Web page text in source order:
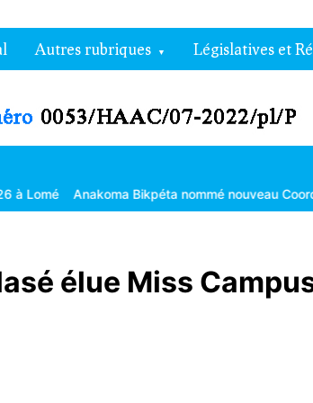
Autres rubriques Législatives et
nommé nouveau Coordonnateur de
élue Miss